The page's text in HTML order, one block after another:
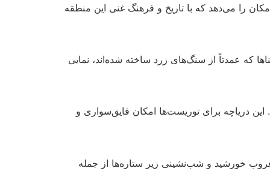
را می‌دهد که با تاریخ و فرهنگ غنی این منطقه
که عمدتاً از سنگ‌های زرد ساخته شده‌اند، نمایی
دریاچه برای توریست‌ها امکان قایق‌سواری و
خورشید و شب‌نشینی زیر ستاره‌ها از جمله